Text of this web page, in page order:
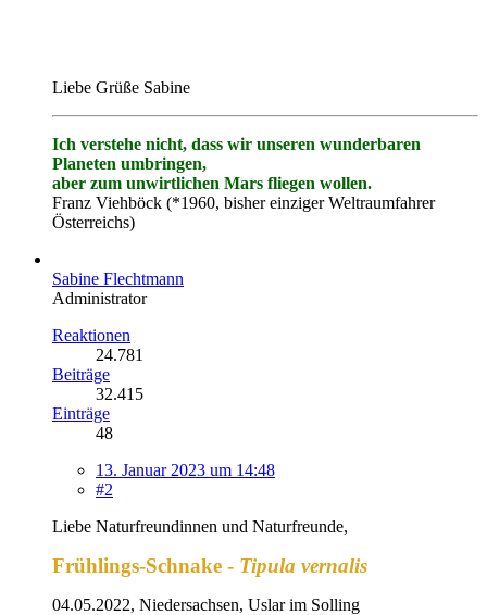
Liebe Grüße Sabine
Ich verstehe nicht, dass wir unseren wunderbaren
Planeten umbringen,
aber zum unwirtlichen Mars fliegen wollen.
Franz Viehböck (*1960, bisher einziger Weltraumfahrer
Österreichs)
Sabine Flechtmann
Administrator
Reaktionen
24.781
Beiträge
32.415
Einträge
48
13. Januar 2023 um 14:48
#2
Liebe Naturfreundinnen und Naturfreunde,
Frühlings-Schnake - Tipula vernalis
04.05.2022, Niedersachsen, Uslar im Solling